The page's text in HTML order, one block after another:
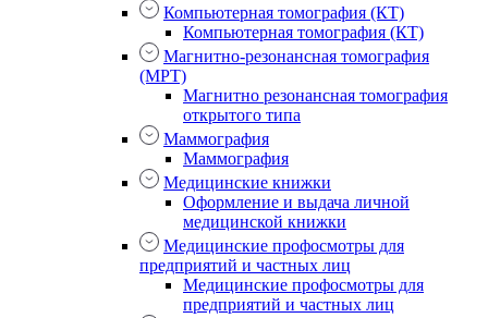
Компьютерная томография (КТ)
Компьютерная томография (КТ)
Магнитно-резонансная томография
(МРТ)
Магнитно резонансная томография
открытого типа
Маммография
Маммография
Медицинские книжки
Оформление и выдача личной
медицинской книжки
Медицинские профосмотры для
предприятий и частных лиц
Медицинские профосмотры для
предприятий и частных лиц